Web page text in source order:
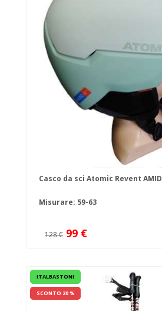
Casco da sci Atomic Revent AMID
Misurare: 59-63
128 € 99 €
ITALBASTONI
SCONTO 20 %